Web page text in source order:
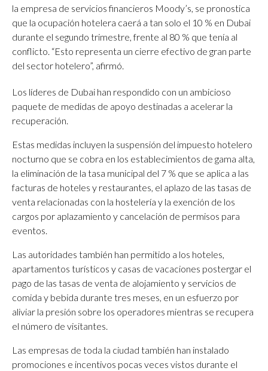
la empresa de servicios financieros Moody’s, se pronostica
que la ocupación hotelera caerá a tan solo el 10 % en Dubai
durante el segundo trimestre, frente al 80 % que tenía al
conflicto. “Esto representa un cierre efectivo de gran parte
del sector hotelero”, afirmó.
Los líderes de Dubai han respondido con un ambicioso
paquete de medidas de apoyo destinadas a acelerar la
recuperación.
Estas medidas incluyen la suspensión del impuesto hotelero
nocturno que se cobra en los establecimientos de gama alta,
la eliminación de la tasa municipal del 7 % que se aplica a las
facturas de hoteles y restaurantes, el aplazo de las tasas de
venta relacionadas con la hostelería y la exención de los
cargos por aplazamiento y cancelación de permisos para
eventos.
Las autoridades también han permitido a los hoteles,
apartamentos turísticos y casas de vacaciones postergar el
pago de las tasas de venta de alojamiento y servicios de
comida y bebida durante tres meses, en un esfuerzo por
aliviar la presión sobre los operadores mientras se recupera
el número de visitantes.
Las empresas de toda la ciudad también han instalado
promociones e incentivos pocas veces vistos durante el